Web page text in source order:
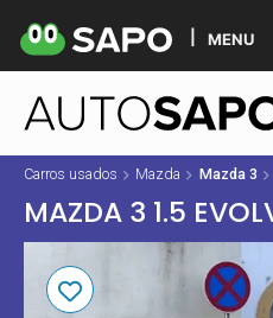
MENU
Carros usados Mazda Mazda 3
MAZDA 3 1.5